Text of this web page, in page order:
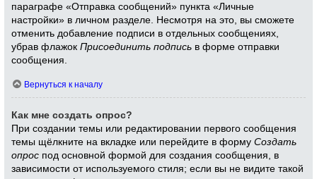
параграфе «Отправка сообщений» пункта «Личные
настройки» в личном разделе. Несмотря на это, вы сможете
отменить добавление подписи в отдельных сообщениях,
убрав флажокПрисоединить подпись в форме отправки
сообщения.
Вернуться к началу
Как мне создать опрос?
При создании темы или редактировании первого сообщения
темы щёлкните на вкладке или перейдите в формуСоздать
опрос под основной формой для создания сообщения, в
зависимости от используемого стиля; если вы не видите такой